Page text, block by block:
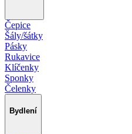
Čepice
Šály/šátky
Pásky
Rukavice
Klíčenky
Sponky
Čelenky
Bydlení